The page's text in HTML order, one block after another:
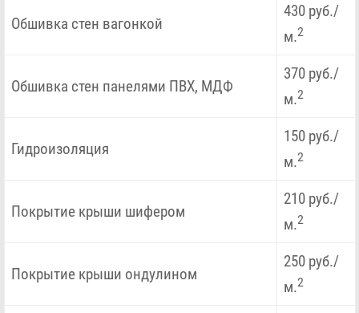
Обшивка стен вагонкой
430 руб./
м.2
Обшивка стен панелями ПВХ, МДФ
370 руб./
м.2
Гидроизоляция
150 руб./
м.2
Покрытие крыши шифером
210 руб./
м.2
Покрытие крыши ондулином
250 руб./
м.2